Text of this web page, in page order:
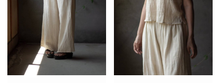
バ
リ
エ
ー
シ
ョ
ン
が
あ
ま
バ
リ
エ
ー
シ
ョ
ン
が
あ
り
ま